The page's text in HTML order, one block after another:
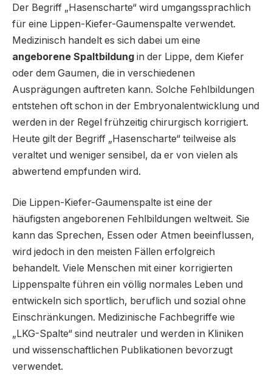
Der Begriff „Hasenscharte“ wird umgangssprachlich
für eine Lippen-Kiefer-Gaumenspalte verwendet.
Medizinisch handelt es sich dabei um eine
angeborene Spaltbildung in der Lippe, dem Kiefer
oder dem Gaumen, die in verschiedenen
Ausprägungen auftreten kann. Solche Fehlbildungen
entstehen oft schon in der Embryonalentwicklung und
werden in der Regel frühzeitig chirurgisch korrigiert.
Heute gilt der Begriff „Hasenscharte“ teilweise als
veraltet und weniger sensibel, da er von vielen als
abwertend empfunden wird.
Die Lippen-Kiefer-Gaumenspalte ist eine der
häufigsten angeborenen Fehlbildungen weltweit. Sie
kann das Sprechen, Essen oder Atmen beeinflussen,
wird jedoch in den meisten Fällen erfolgreich
behandelt. Viele Menschen mit einer korrigierten
Lippenspalte führen ein völlig normales Leben und
entwickeln sich sportlich, beruflich und sozial ohne
Einschränkungen. Medizinische Fachbegriffe wie
„LKG-Spalte“ sind neutraler und werden in Kliniken
und wissenschaftlichen Publikationen bevorzugt
verwendet.